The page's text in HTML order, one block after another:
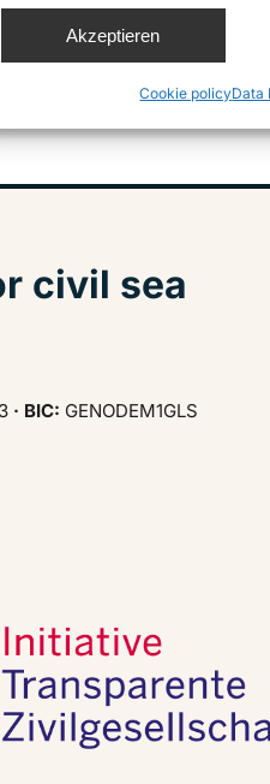
Akzeptieren
Cookie policyData
for
civil sea
· BIC: GENODEM1GLS